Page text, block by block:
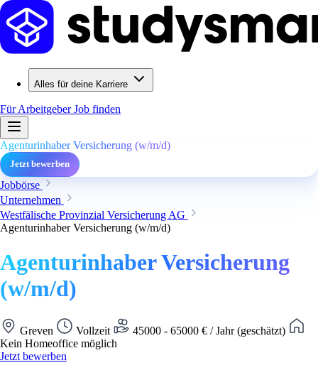
Alles für deine Karriere
Für ArbeitgeberJob finden
Agenturinhaber Versicherung (w/m/d)
Jetzt bewerben
Jobbörse
Unternehmen
Westfälische Provinzial Versicherung AG
Agenturinhaber Versicherung (w/m/d)
Agenturinhaber Versicherung
(w/m/d)
Greven Vollzeit
45000 - 65000 € / Jahr (geschätzt)
Kein Homeoffice möglich
Jetzt bewerben